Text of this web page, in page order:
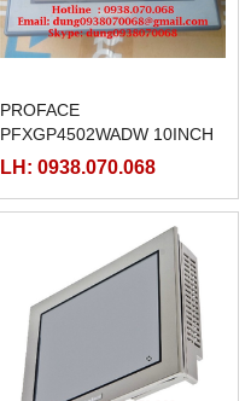
PROFACE
PFXGP4502WADW 10INCH
MỚI GIÁ RẼ
LH: 0938.070.068